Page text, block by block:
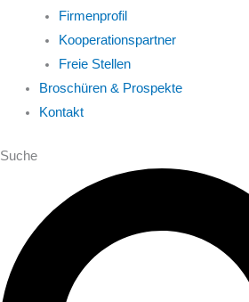
Firmenprofil
Kooperationspartner
Freie Stellen
Broschüren & Prospekte
Kontakt
Suche